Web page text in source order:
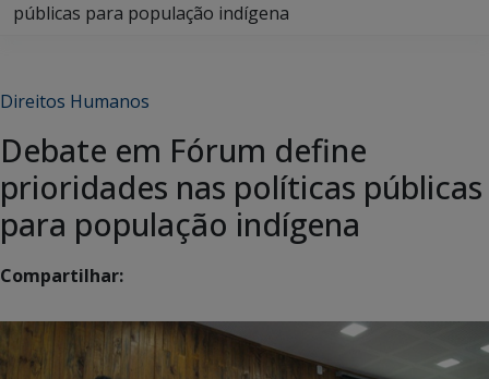
públicas para população indígena
Direitos Humanos
Debate em Fórum define
prioridades nas políticas públicas
para população indígena
Compartilhar: